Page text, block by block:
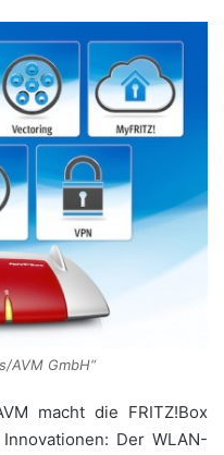
AVM GmbH“
macht die FRITZ!Box
Der WLAN-